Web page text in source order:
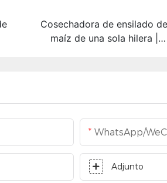
Cosechadora de ensilado de
maíz de una sola hilera |
WhatsApp/
Adjunto